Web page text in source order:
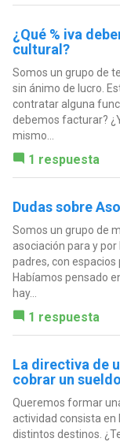
¿Qué % iva
cultural?
Somos un grupo de
sin ánimo de lucro.
contratar alguna
debemos facturar?
mismo...
1 respuesta
Dudas sobre
Somos un grupo de
asociación para y
padres, con espacios
Habíamos pensado
hay...
1 respuesta
La directiva de
cobrar un
Queremos formar
actividad consista en
distintos destinos.